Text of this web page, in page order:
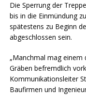
Die Sperrung der
bis in die Einmündung
spätestens zu Beginn
abgeschlossen sein.
„Manchmal mag einem
Gräben befremdlich
Kommunikationsleiter
Baufirmen und